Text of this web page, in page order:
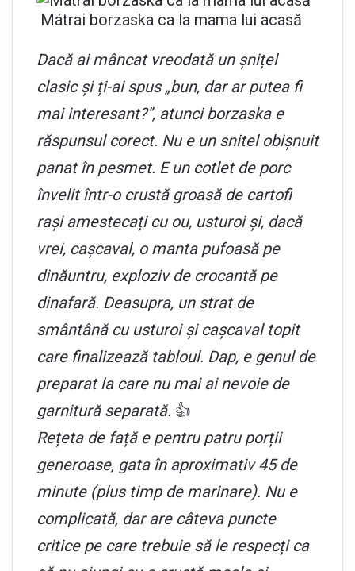
Mátrai borzaska ca la mama lui acasă
Dacă ai mâncat vreodată un șnițel
clasic și ți-ai spus „bun, dar ar putea fi
mai interesant?”, atunci borzaska e
răspunsul corect. Nu e un snitel obișnuit
panat în pesmet. E un cotlet de porc
învelit într-o crustă groasă de cartofi
rași amestecați cu ou, usturoi și, dacă
vrei, cașcaval, o manta pufoasă pe
dinăuntru, exploziv de crocantă pe
dinafară. Deasupra, un strat de
smântână cu usturoi și cașcaval topit
care finalizează tabloul. Dap, e genul de
preparat la care nu mai ai nevoie de
garnitură separată. 👍
Rețeta de față e pentru patru porții
generoase, gata în aproximativ 45 de
minute (plus timp de marinare). Nu e
complicată, dar are câteva puncte
critice pe care trebuie să le respecți ca